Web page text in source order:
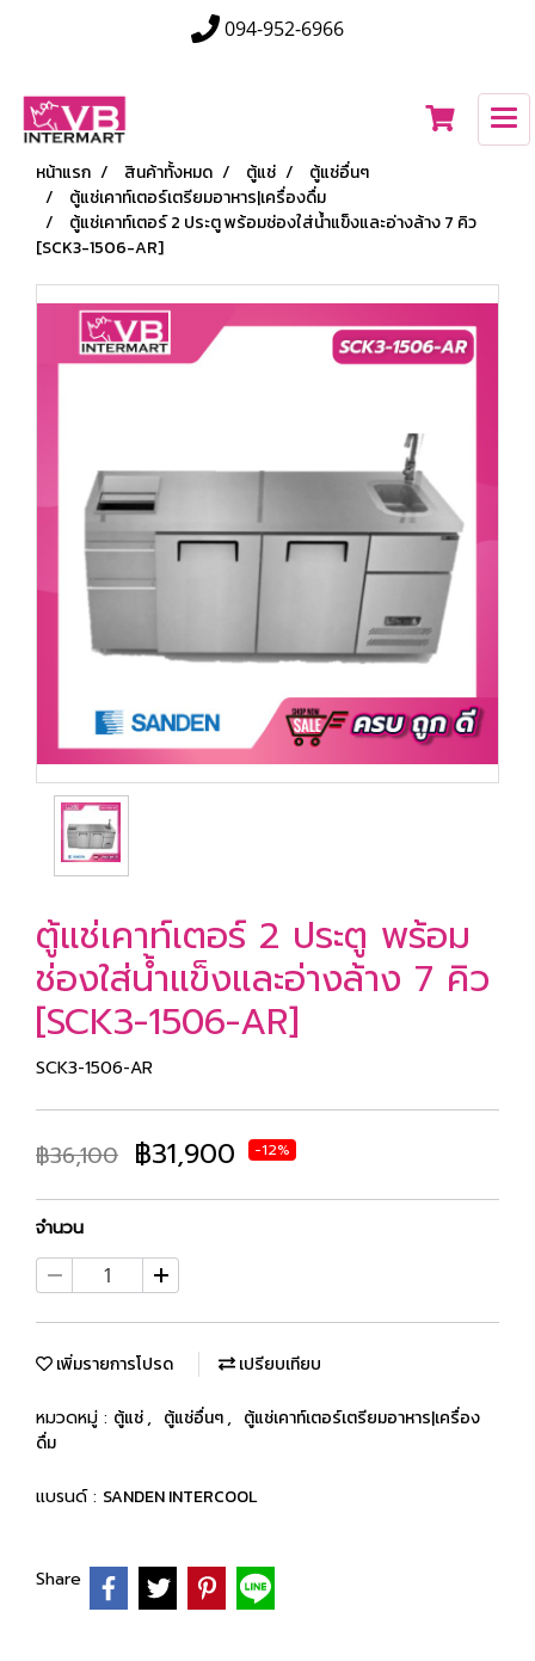
094-952-6966
หน้าแรก สินค้าทั้งหมด ตู้แช่
ตู้แช่อื่นๆ
ตู้แช่เคาท์เตอร์เตรียมอาหาร|เครื่องดื่ม
ตู้แช่เคาท์เตอร์ 2 ประตู พร้อมช่องใส่น้ำแข็งและอ่างล้าง 7 คิว
[SCK3-1506-AR]
ตู้แช่เคาท์เตอร์ 2 ประตู พร้อม
ช่องใส่น้ำแข็งและอ่างล้าง 7 คิว
[SCK3-1506-AR]
SCK3-1506-AR
฿36,100 ฿31,900 -12%
จำนวน
เพิ่มรายการโปรด เปรียบเทียบ
หมวดหมู่ : ตู้แช่, ตู้แช่อื่นๆ, ตู้แช่เคาท์เตอร์เตรียมอาหาร|เครื่อง
ดื่ม
แบรนด์ : SANDEN INTERCOOL
Share